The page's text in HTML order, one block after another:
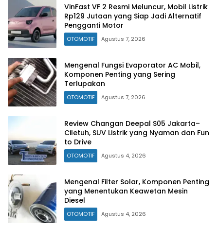
VinFast VF 2 Resmi Meluncur, Mobil Listrik
Rp129 Jutaan yang Siap Jadi Alternatif
Pengganti Motor
OTOMOTIF Agustus 7, 2026
Mengenal Fungsi Evaporator AC Mobil,
Komponen Penting yang Sering
Terlupakan
OTOMOTIF Agustus 7, 2026
Review Changan Deepal S05 Jakarta–
Ciletuh, SUV Listrik yang Nyaman dan Fun
to Drive
OTOMOTIF Agustus 4, 2026
Mengenal Filter Solar, Komponen Penting
yang Menentukan Keawetan Mesin
Diesel
OTOMOTIF Agustus 4, 2026